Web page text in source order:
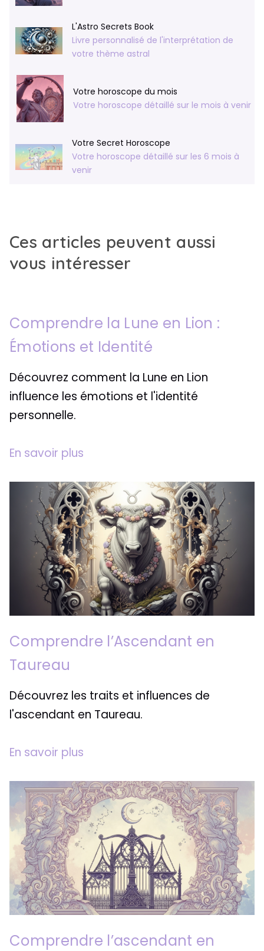
L'Astro Secrets Book
Livre personnalisé de l'interprétation de
votre thème astral
Votre horoscope du mois
Votre horoscope détaillé sur le mois à venir
Votre Secret Horoscope
Votre horoscope détaillé sur les 6 mois à
venir
Ces articles peuvent aussi
vous intéresser
Comprendre la Lune en Lion :
Émotions et Identité
Découvrez comment la Lune en Lion
influence les émotions et l'identité
personnelle.
En savoir plus
Comprendre l’Ascendant en
Taureau
Découvrez les traits et influences de
l'ascendant en Taureau.
En savoir plus
Comprendre l’ascendant en